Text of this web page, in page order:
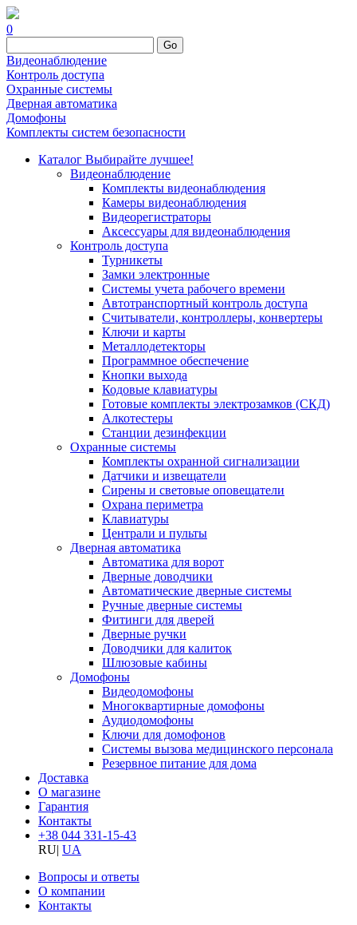
0
Go
Видеонаблюдение
Контроль доступа
Охранные системы
Дверная автоматика
Домофоны
Комплекты систем безопасности
Каталог Выбирайте лучшее!
Видеонаблюдение
Комплекты видеонаблюдения
Камеры видеонаблюдения
Видеорегистраторы
Аксессуары для видеонаблюдения
Контроль доступа
Турникеты
Замки электронные
Системы учета рабочего времени
Автотранспортный контроль доступа
Считыватели, контроллеры, конвертеры
Ключи и карты
Металлодетекторы
Программное обеспечение
Кнопки выхода
Кодовые клавиатуры
Готовые комплекты электрозамков (СКД)
Алкотестеры
Станции дезинфекции
Охранные системы
Комплекты охранной сигнализации
Датчики и извещатели
Сирены и световые оповещатели
Охрана периметра
Клавиатуры
Централи и пульты
Дверная автоматика
Автоматика для ворот
Дверные доводчики
Автоматические дверные системы
Ручные дверные системы
Фитинги для дверей
Дверные ручки
Доводчики для калиток
Шлюзовые кабины
Домофоны
Видеодомофоны
Многоквартирные домофоны
Аудиодомофоны
Ключи для домофонов
Системы вызова медицинского персонала
Резервное питание для дома
Доставка
О магазине
Гарантия
Контакты
+38 044 331-15-43
RU| UA
Вопросы и ответы
О компании
Контакты